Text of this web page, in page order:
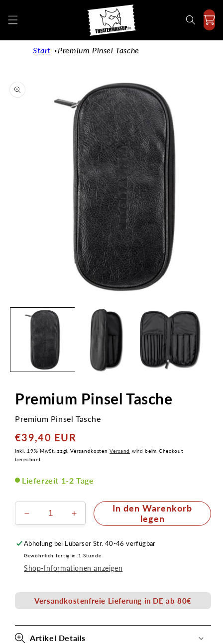
Inhalt
Start Premium Pinsel Tasche
Premium Pinsel Tasche
Premium Pinsel Tasche
Normaler
Preis
€39,40 EUR
inkl. 19% MwSt. zzgl. VersandkostenVersand wird beim Checkout
berechnet
Lieferzeit 1-2 Tage
Verringere
die
Menge
für
Premium
Pinsel
Erhöhe
die
Menge
für
Premium
Pinsel
In den Warenkorb
legen
Abholung bei Lübarser Str. 40-46 verfügbar
Gewöhnlich fertig in 1 Stunde
Shop-Informationen anzeigen
Versandkostenfreie Lieferung in DE ab 80€
Artikel Details